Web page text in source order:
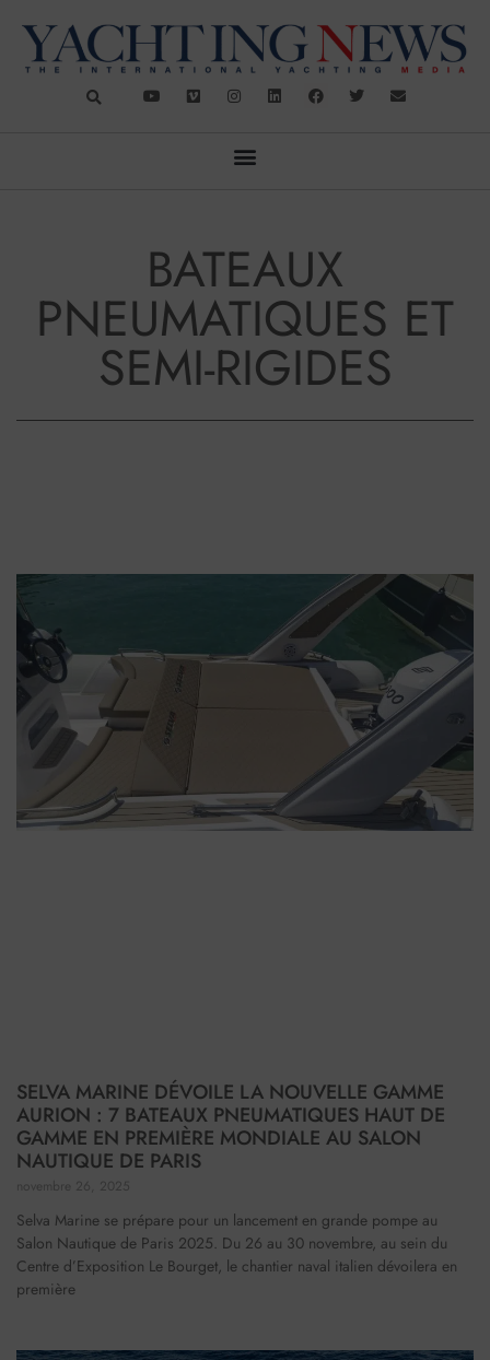
BATEAUX
PNEUMATIQUES ET
SEMI-RIGIDES
SELVA MARINE DÉVOILE LA NOUVELLE GAMME
AURION : 7 BATEAUX PNEUMATIQUES HAUT DE
GAMME EN PREMIÈRE MONDIALE AU SALON
NAUTIQUE DE PARIS
novembre 26, 2025
Selva Marine se prépare pour un lancement en grande pompe au
Salon Nautique de Paris 2025. Du 26 au 30 novembre, au sein du
Centre d’Exposition Le Bourget, le chantier naval italien dévoilera en
première